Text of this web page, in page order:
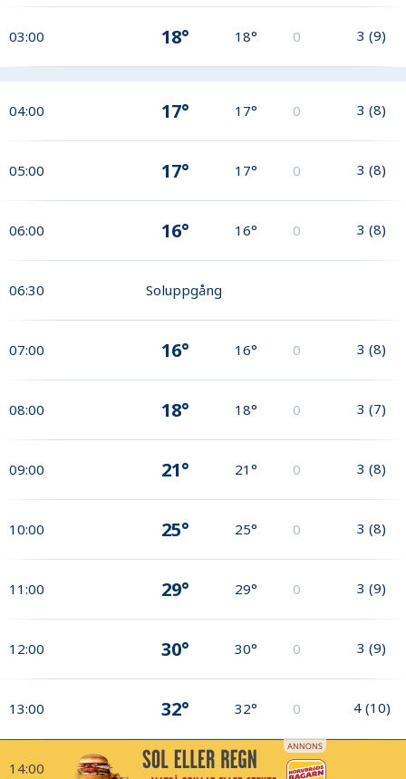
03:00 18° 18° 0 3 (9)
04:00 17° 17° 0 3 (8)
05:00 17° 17° 0 3 (8)
06:00 16° 16° 0 3 (8)
06:30 Soluppgång
07:00 16° 16° 0 3 (8)
08:00 18° 18° 0 3 (7)
09:00 21° 21° 0 3 (8)
10:00 25° 25° 0 3 (8)
11:00 29° 29° 0 3 (9)
12:00 30° 30° 0 3 (9)
13:00 32° 32° 0 4 (10)
14:00